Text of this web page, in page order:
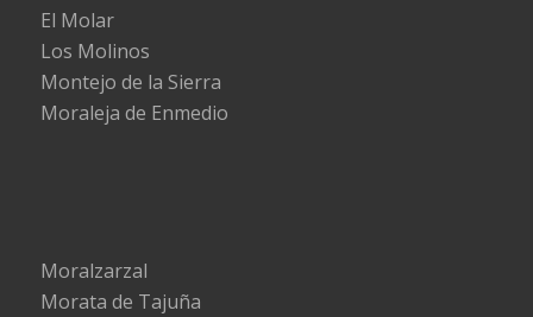
El Molar
Los Molinos
Montejo de la Sierra
Moraleja de Enmedio
Moralzarzal
Morata de Tajuña